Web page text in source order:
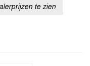
te zien